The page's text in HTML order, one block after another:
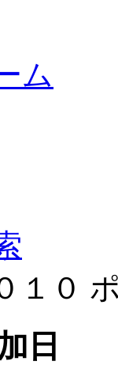
ム
１０
日